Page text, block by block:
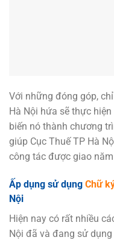
Với những đóng góp,
Hà Nội hứa sẽ thực
biến nó thành chương
giúp Cục Thuế TP Hà
công tác được giao
Ấp dụng sử dụng Chữ
Nội
Hiện nay có rất nhiều
Nội đã và đang sử